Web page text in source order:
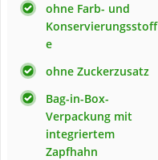
ohne Farb- und
Konservierungsstoff
e
ohne Zuckerzusatz
Bag-in-Box-
Verpackung mit
integriertem
Zapfhahn